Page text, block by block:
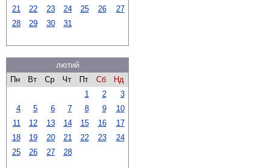
21
22 23 24 25 26
27
28
29 30 31
лютий
Пн
Вт Ср Чт Пт Сб
Нд
1
2
3
4
5 6 7 8 9
10
11
12 13 14 15 16
17
18
19 20 21 22 23
24
25
26 27 28